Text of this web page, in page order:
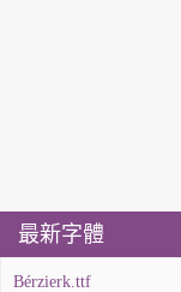
最新字體
Bérzierk.ttf